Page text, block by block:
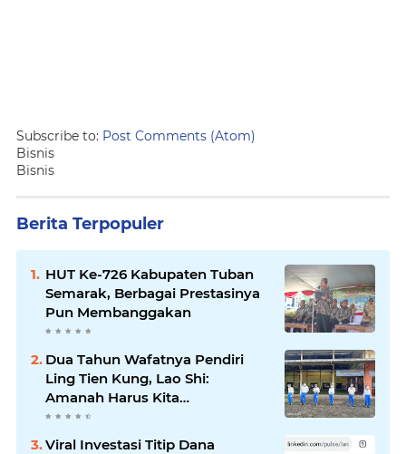
Subscribe to: Post Comments (Atom)
Bisnis
Bisnis
Berita Terpopuler
HUT Ke-726 Kabupaten Tuban
Semarak, Berbagai Prestasinya
Pun Membanggakan
Dua Tahun Wafatnya Pendiri
Ling Tien Kung, Lao Shi:
Amanah Harus Kita
Laksanakan!
Viral Investasi Titip Dana